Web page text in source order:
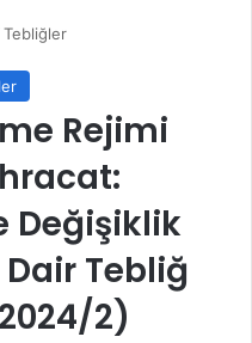
Tebliğler
Rejimi
Değişiklik
Tebliğ
2)